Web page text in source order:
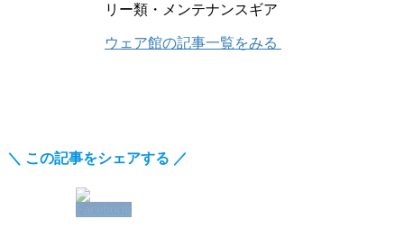
リー類・メンテナンスギア
ウェア館の記事一覧をみる
＼ この記事をシェアする ／